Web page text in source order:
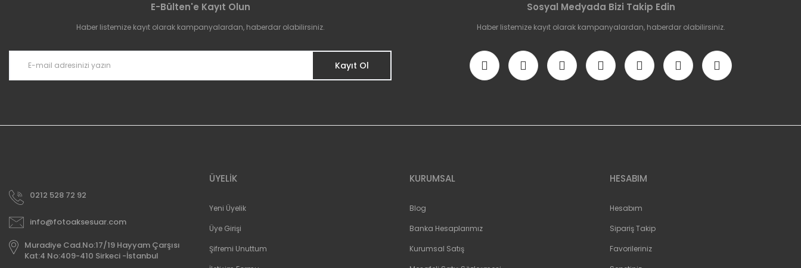
Ürün açıklamasında eksik bilgiler bulunuyor.
Ürün bilgilerinde hatalar bulunuyor.
Bu ürüne benzer farklı alternatifler olmalı.
E-Bülten'e Kayıt Olun
Haber listemize kayıt olarak kampanyalardan, haberdar olabilirsiniz.
Kayıt Ol
Sosyal Medyada Bizi Takip Edin
Haber listemize kayıt olarak kampanyalardan, haberdar olabilirsiniz.
0212 528 72 92
info@fotoaksesuar.com
Muradiye Cad.No:17/19 Hayyam Çarşısı
Kat:4 No:409-410 Sirkeci -İstanbul
ÜYELİK
Yeni Üyelik
Üye Girişi
Şifremi Unuttum
KURUMSAL
Blog
Banka Hesaplarımız
Kurumsal Satış
HESABIM
Hesabım
Sipariş Takip
Favorileriniz